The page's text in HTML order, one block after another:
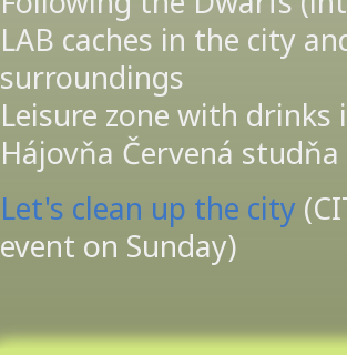
LAB caches in the city
surroundings
Leisure zone with
Hájovňa Červená studňa
Let's clean up the city
event on Sunday)